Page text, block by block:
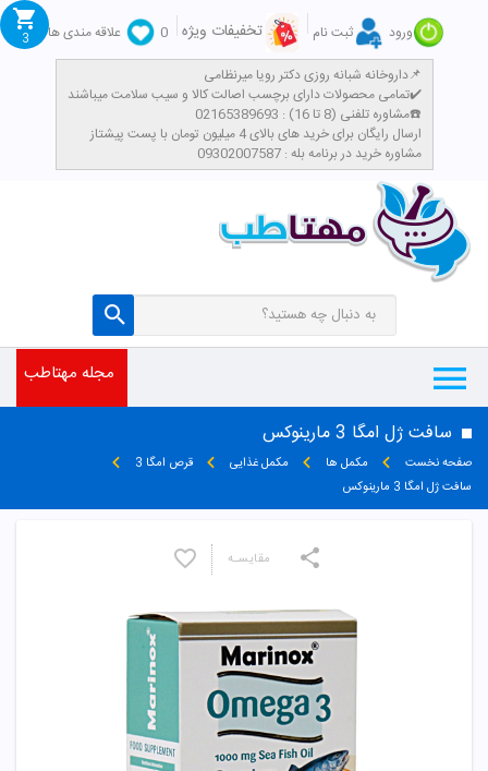
ورود ثبت نام تخفیفات ویژه 0
علاقه مندی ها
داروخانه شبانه روزی دکتر رویا میرنظامی📌
تمامی محصولات دارای برچسب اصالت کالا و سیب سلامت میباشند✔️
مشاوره تلفنی (8 تا 16) : 02165389693☎️
​ارسال رایگان برای خرید های بالای 4 میلیون تومان با پست پیشتاز
مشاوره خرید در برنامه بله : 09302007587
3
مجله مهتاطب
سافت ژل امگا 3 مارینوکس
صفحه نخست مکمل ها مکمل غذایی
قرص امگا 3
سافت ژل امگا 3 مارینوکس
مقایسـه